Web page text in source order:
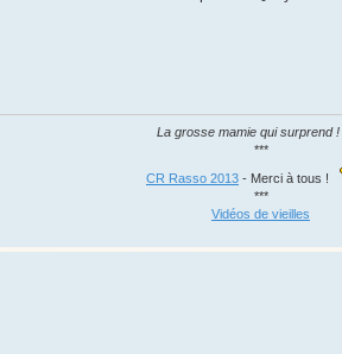
La grosse mamie qui surprend !
***
CR Rasso 2013 - Merci à tous !
***
Vidéos de vieilles